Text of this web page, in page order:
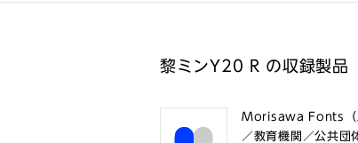
黎ミンY20 R の収録製品
Morisawa Fonts（
／教育機関／公共団